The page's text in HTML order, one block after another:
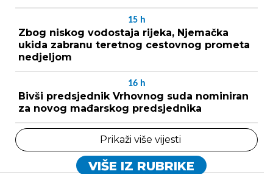
15 h
Zbog niskog vodostaja rijeka, Njemačka
ukida zabranu teretnog cestovnog prometa
nedjeljom
16 h
Bivši predsjednik Vrhovnog suda nominiran
za novog mađarskog predsjednika
Prikaži više vijesti
VIŠE IZ RUBRIKE